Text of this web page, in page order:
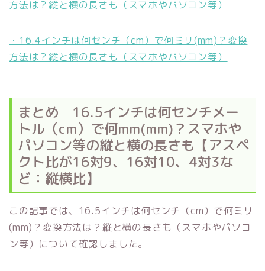
方法は？縦と横の長さも（スマホやパソコン等）
・16.4インチは何センチ（cm）で何ミリ(mm)？変換
方法は？縦と横の長さも（スマホやパソコン等）
まとめ 16.5インチは何センチメー
トル（cm）で何mm(mm)？スマホや
パソコン等の縦と横の長さも【アスペ
クト比が16対9、16対10、4対3な
ど：縦横比】
この記事では、16.5インチは何センチ（cm）で何ミリ
(mm)？変換方法は？縦と横の長さも（スマホやパソコ
ン等）について確認しました。